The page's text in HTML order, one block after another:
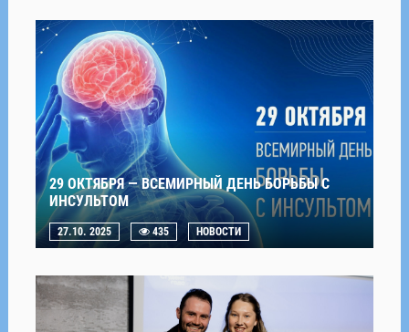
29 ОКТЯБРЯ — ВСЕМИРНЫЙ ДЕНЬ БОРЬБЫ С
ИНСУЛЬТОМ
27.10. 2025 435 НОВОСТИ